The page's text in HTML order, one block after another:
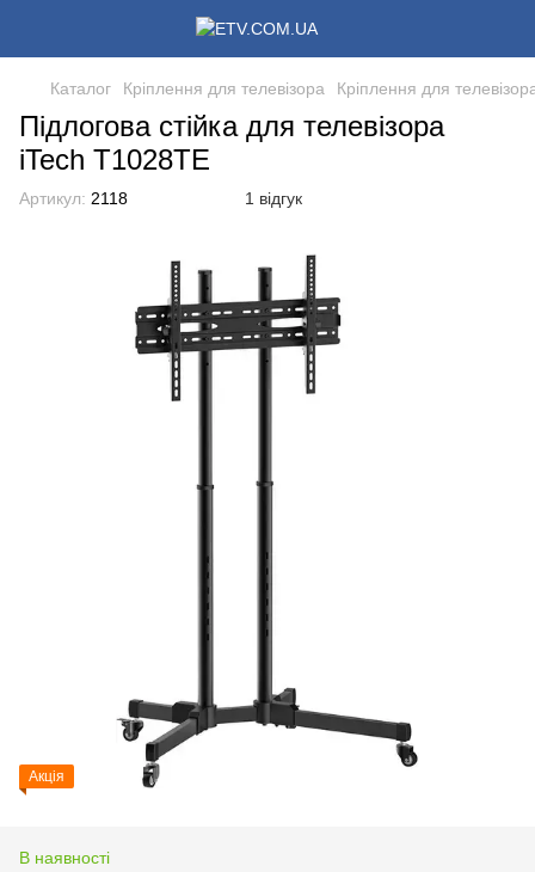
Каталог Кріплення для телевізора Кріплення для
Підлогова стійка для телевізора
iTech T1028TE
Артикул: 2118 1 відгук
Акція
В наявності